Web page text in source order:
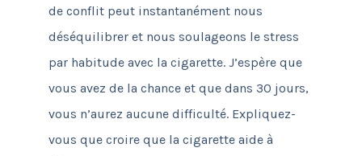
de conflit peut instantanément nous
déséquilibrer et nous soulageons le stress
par habitude avec la cigarette. J’espère que
vous avez de la chance et que dans 30 jours,
vous n’aurez aucune difficulté. Expliquez-
vous que croire que la cigarette aide à